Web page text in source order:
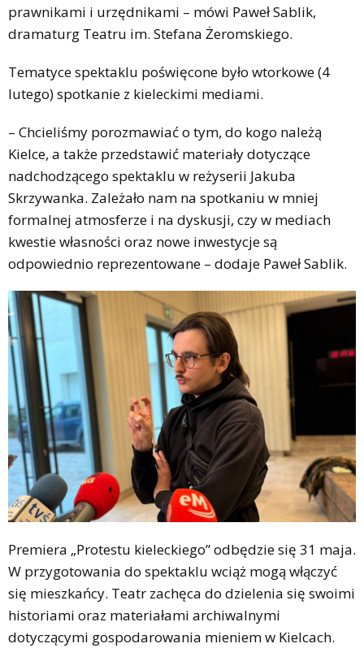
prawnikami i urzędnikami – mówi Paweł Sablik,
dramaturg Teatru im. Stefana Żeromskiego.
Tematyce spektaklu poświęcone było wtorkowe (4
lutego) spotkanie z kieleckimi mediami.
– Chcieliśmy porozmawiać o tym, do kogo należą
Kielce, a także przedstawić materiały dotyczące
nadchodzącego spektaklu w reżyserii Jakuba
Skrzywanka. Zależało nam na spotkaniu w mniej
formalnej atmosferze i na dyskusji, czy w mediach
kwestie własności oraz nowe inwestycje są
odpowiednio reprezentowane – dodaje Paweł Sablik.
Premiera „Protestu kieleckiego” odbędzie się 31 maja.
W przygotowania do spektaklu wciąż mogą włączyć
się mieszkańcy. Teatr zachęca do dzielenia się swoimi
historiami oraz materiałami archiwalnymi
dotyczącymi gospodarowania mieniem w Kielcach.